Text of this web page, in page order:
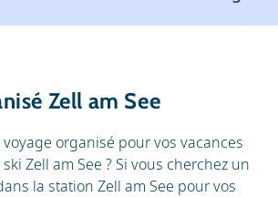
ski Zell am See
organisé pour vos vacances
Zell am See ? Si vous cherchez un
la station Zell am See pour vos